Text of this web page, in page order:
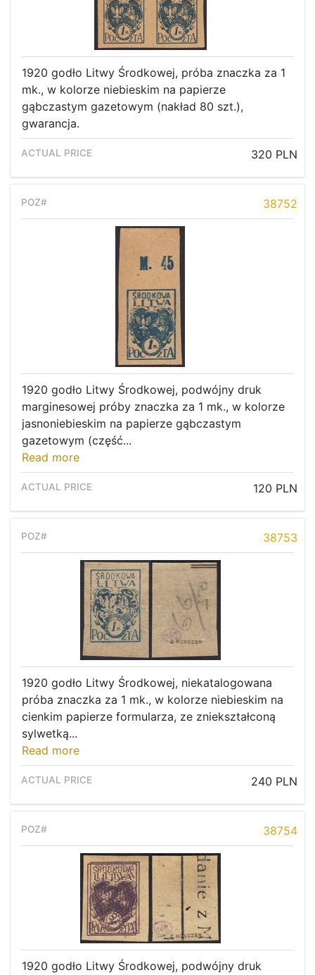
Home page
Archive
1920 godło Litwy Środkowej, próba znaczka za 1
mk., w kolorze niebieskim na papierze
gąbczastym gazetowym (nakład 80 szt.),
gwarancja.
320 PLN
38752
1920 godło Litwy Środkowej, podwójny druk
marginesowej próby znaczka za 1 mk., w kolorze
jasnoniebieskim na papierze gąbczastym
gazetowym (część...
Read more
120 PLN
38753
1920 godło Litwy Środkowej, niekatalogowana
próba znaczka za 1 mk., w kolorze niebieskim na
cienkim papierze formularza, ze zniekształconą
sylwetką...
Read more
240 PLN
38754
1920 godło Litwy Środkowej, podwójny druk